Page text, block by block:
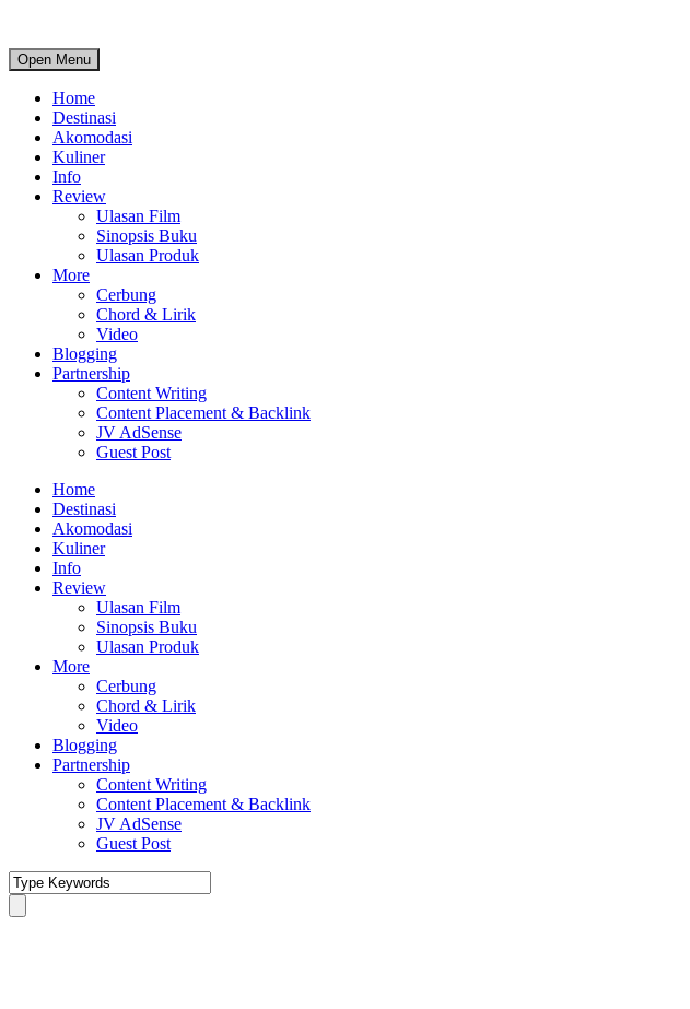
Open Menu
Home
Destinasi
Akomodasi
Kuliner
Info
Review
Ulasan Film
Sinopsis Buku
Ulasan Produk
More
Cerbung
Chord & Lirik
Video
Blogging
Partnership
Content Writing
Content Placement & Backlink
JV AdSense
Guest Post
Home
Destinasi
Akomodasi
Kuliner
Info
Review
Ulasan Film
Sinopsis Buku
Ulasan Produk
More
Cerbung
Chord & Lirik
Video
Blogging
Partnership
Content Writing
Content Placement & Backlink
JV AdSense
Guest Post